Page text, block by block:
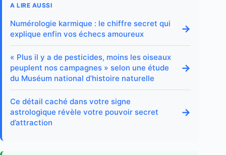
A LIRE AUSSI
Numérologie karmique : le chiffre secret qui
explique enfin vos échecs amoureux
→
« Plus il y a de pesticides, moins les oiseaux
peuplent nos campagnes » selon une étude
du Muséum national d’histoire naturelle
→
Ce détail caché dans votre signe
astrologique révèle votre pouvoir secret
d’attraction
→